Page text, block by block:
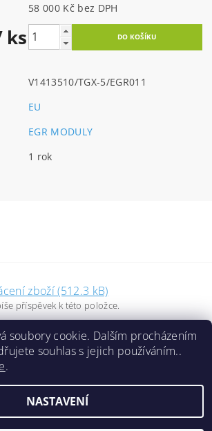
58 000 Kč bez DPH
ks
V1413510/TGX-5/EGR011
EU
EGR MODULY
1 rok
zboží (512.3 kB)
příspěvek k této položce.
TRUCK&BUS, všechna práva vyhrazena
soubory cookie. Dalším procházením
souhlas s jejich používáním..
.
NASTAVENÍ